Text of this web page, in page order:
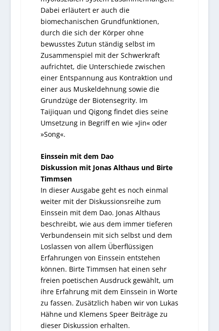
Dabei erläutert er auch die
biomechanischen Grundfunktionen,
durch die sich der Körper ohne
bewusstes Zutun ständig selbst im
Zusammenspiel mit der Schwerkraft
aufrichtet, die Unterschiede zwischen
einer Entspannung aus Kontraktion und
einer aus Muskeldehnung sowie die
Grundzüge der Biotensegrity. Im
Taijiquan und Qigong findet dies seine
Umsetzung in Begriff en wie »Jin« oder
»Song«.
Einssein mit dem Dao
Diskussion mit Jonas Althaus und Birte
Timmsen
In dieser Ausgabe geht es noch einmal
weiter mit der Diskussionsreihe zum
Einssein mit dem Dao. Jonas Althaus
beschreibt, wie aus dem immer tieferen
Verbundensein mit sich selbst und dem
Loslassen von allem Überflüssigen
Erfahrungen von Einssein entstehen
können. Birte Timmsen hat einen sehr
freien poetischen Ausdruck gewählt, um
ihre Erfahrung mit dem Einssein in Worte
zu fassen. Zusätzlich haben wir von Lukas
Hähne und Klemens Speer Beiträge zu
dieser Diskussion erhalten.